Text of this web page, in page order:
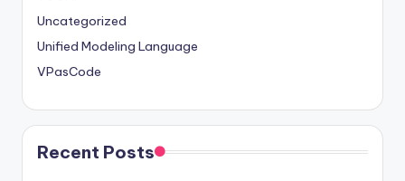
Uncategorized
Unified Modeling Language
VPasCode
Recent Posts